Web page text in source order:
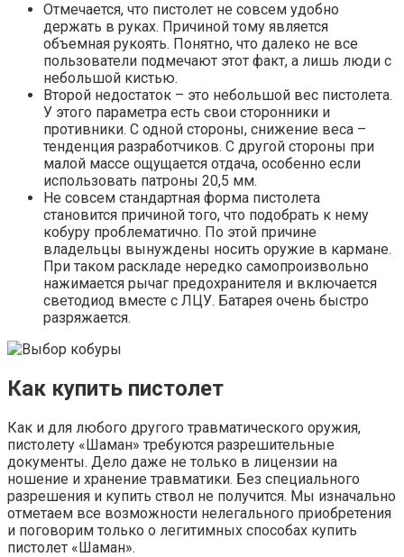
Отмечается, что пистолет не совсем удобно
держать в руках. Причиной тому является
объемная рукоять. Понятно, что далеко не все
пользователи подмечают этот факт, а лишь люди с
небольшой кистью.
Второй недостаток – это небольшой вес пистолета.
У этого параметра есть свои сторонники и
противники. С одной стороны, снижение веса –
тенденция разработчиков. С другой стороны при
малой массе ощущается отдача, особенно если
использовать патроны 20,5 мм.
Не совсем стандартная форма пистолета
становится причиной того, что подобрать к нему
кобуру проблематично. По этой причине
владельцы вынуждены носить оружие в кармане.
При таком раскладе нередко самопроизвольно
нажимается рычаг предохранителя и включается
светодиод вместе с ЛЦУ. Батарея очень быстро
разряжается.
Как купить пистолет
Как и для любого другого травматического оружия,
пистолету «Шаман» требуются разрешительные
документы. Дело даже не только в лицензии на
ношение и хранение травматики. Без специального
разрешения и купить ствол не получится. Мы изначально
отметаем все возможности нелегального приобретения
и поговорим только о легитимных способах купить
пистолет «Шаман».